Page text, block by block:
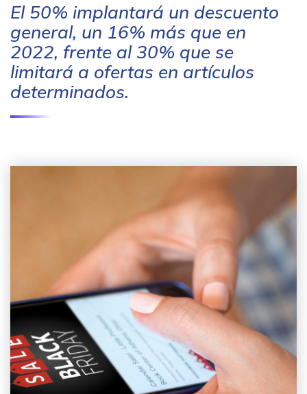
El 50% implantará un descuento
general, un 16% más que en
2022, frente al 30% que se
limitará a ofertas en artículos
determinados.